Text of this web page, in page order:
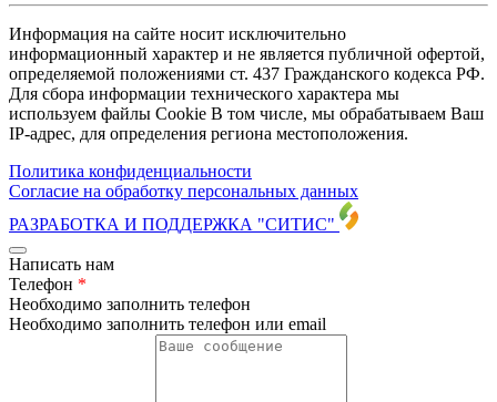
Информация на сайте носит исключительно
информационный характер и не является публичной офертой,
определяемой положениями ст. 437 Гражданского кодекса РФ.
Для сбора информации технического характера мы
используем файлы Cookie В том числе, мы обрабатываем Ваш
IP-адрес, для определения региона местоположения.
Политика конфиденциальности
Согласие на обработку персональных данных
РАЗРАБОТКА И ПОДДЕРЖКА "СИТИС"
Написать нам
Телефон *
Необходимо заполнить телефон
Необходимо заполнить телефон или email